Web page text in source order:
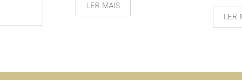
LER MAIS
LER